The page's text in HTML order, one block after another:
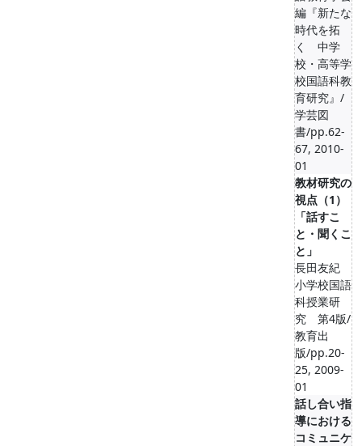
編『新たな
時代を拓
く 中学
校・高等学
校国語科教
育研究』/
学芸図
書/pp.62-
67, 2010-
01
教材研究の
視点（1）
「話すこ
と・聞くこ
と」
長田友紀
小学校国語
科授業研
究 第4版/
教育出
版/pp.20-
25, 2009-
01
話し合い指
導における
コミュニケ